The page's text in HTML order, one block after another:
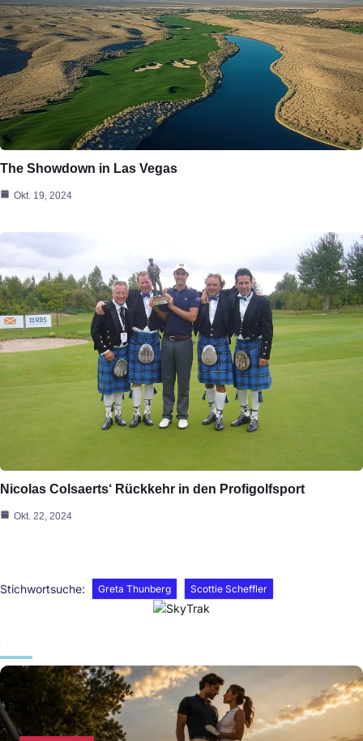
The Showdown in Las Vegas
Okt. 19, 2024
Nicolas Colsaerts‘ Rückkehr in den Profigolfsport
Okt. 22, 2024
Stichwortsuche: Greta Thunberg Scottie Scheffler